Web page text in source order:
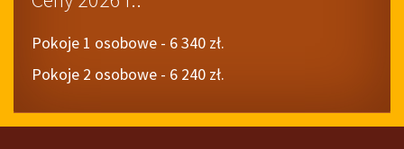
Pokoje 1 osobowe - 6 340 zł.
Pokoje 2 osobowe - 6 240 zł.